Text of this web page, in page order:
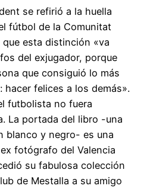
se refirió a la huella
fútbol de la Comunitat
esta distinción «va
del exjugador, porque
que consiguió lo más
hacer felices a los demás».
futbolista no fuera
La portada del libro -una
blanco y negro- es una
fotógrafo del Valencia
su fabulosa colección
de Mestalla a su amigo